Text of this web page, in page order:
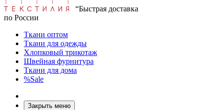
“Быстрая доставка
по России
Ткани оптом
Ткани для одежды
Хлопковый трикотаж
Швейная фурнитура
Ткани для дома
%Sale
Закрыть меню